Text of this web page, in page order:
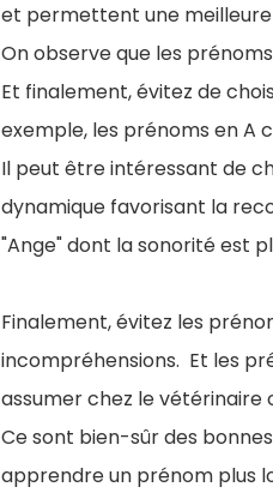
et permettent une
On observe que les
Et finalement, évitez de
exemple, les prénoms en A
Il peut être intéressant de
dynamique favorisant la
"Ange" dont la sonorité est
Finalement, évitez les
incompréhensions. Et les
assumer chez le vétérinaire
Ce sont bien-sûr des
apprendre un prénom plus